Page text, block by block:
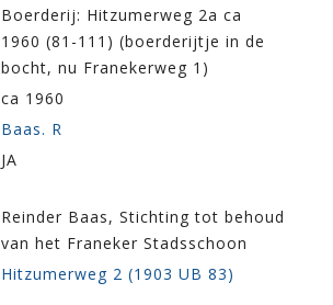
Boerderij: Hitzumerweg 2a ca
1960 (81-111) (boerderijtje in de
bocht, nu Franekerweg 1)
ca 1960
Baas. R
JA
Reinder Baas, Stichting tot behoud
van het Franeker Stadsschoon
Hitzumerweg 2 (1903 UB 83)